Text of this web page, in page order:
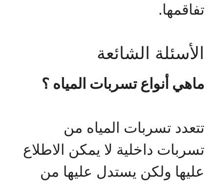
تفاقمها.
الأسئلة الشائعة
ماهي أنواع تسربات المياه ؟
تتعدد تسربات المياه من
تسربات داخلية لا يمكن الاطلاع
عليها ولكن يستدل عليها من